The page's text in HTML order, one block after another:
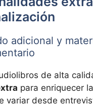
adicional y
de alta
para enriquecer
variar desde